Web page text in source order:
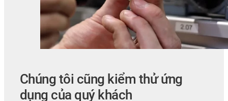
Chúng tôi cũng kiểm thử ứng
dụng của quý khách